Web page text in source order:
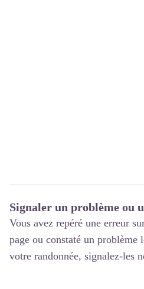
Signaler un problème ou
Vous avez repéré une erreur
page ou constaté un problème
votre randonnée, signalez-les